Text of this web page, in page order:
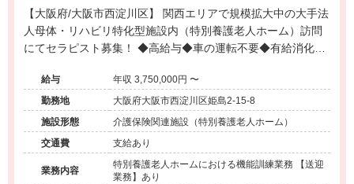
【大阪府/大阪市西淀川区】 関西エリアで規模拡大中の大手法
人母体・リハビリ特化型施設内（特別養護老人ホーム）訪問
にてセラピスト募集！ ◆高給与◆車の運転不要◆有給消化率
業拡大に伴う増員募集
給与
年収 3,750,000円 〜
勤務地
大阪府大阪市西淀川区姫島2-15-8
施設形態
介護保険関連施設（特別養護老人ホーム）
交通費
支給あり
業務内容
特別養護老人ホームにおける機能訓練業務 【送迎
業務】あり